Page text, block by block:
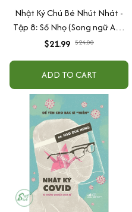
Nhật Ký Chú Bé Nhút Nhát -
Tập 8: Số Nhọ (Song ngữ Anh
Việt)
$21.99 $24.00
ADD TO CART